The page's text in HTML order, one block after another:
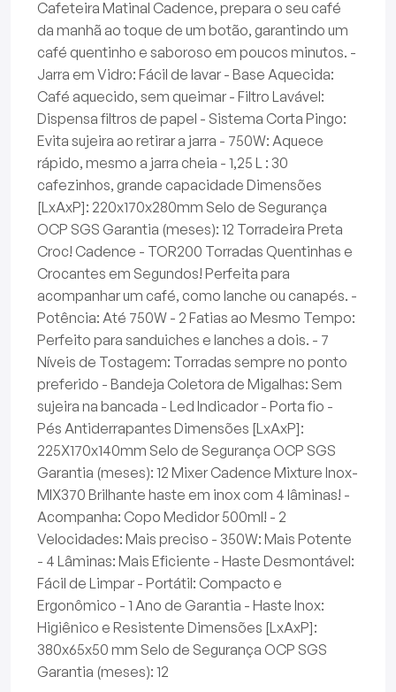
Cafeteira Matinal Cadence, prepara o seu café
da manhã ao toque de um botão, garantindo um
café quentinho e saboroso em poucos minutos. -
Jarra em Vidro: Fácil de lavar - Base Aquecida:
Café aquecido, sem queimar - Filtro Lavável:
Dispensa filtros de papel - Sistema Corta Pingo:
Evita sujeira ao retirar a jarra - 750W: Aquece
rápido, mesmo a jarra cheia - 1,25 L : 30
cafezinhos, grande capacidade Dimensões
[LxAxP]: 220x170x280mm Selo de Segurança
OCP SGS Garantia (meses): 12 Torradeira Preta
Croc! Cadence - TOR200 Torradas Quentinhas e
Crocantes em Segundos! Perfeita para
acompanhar um café, como lanche ou canapés. -
Potência: Até 750W - 2 Fatias ao Mesmo Tempo:
Perfeito para sanduiches e lanches a dois. - 7
Níveis de Tostagem: Torradas sempre no ponto
preferido - Bandeja Coletora de Migalhas: Sem
sujeira na bancada - Led Indicador - Porta fio -
Pés Antiderrapantes Dimensões [LxAxP]:
225X170x140mm Selo de Segurança OCP SGS
Garantia (meses): 12 Mixer Cadence Mixture Inox-
MIX370 Brilhante haste em inox com 4 lâminas! -
Acompanha: Copo Medidor 500ml! - 2
Velocidades: Mais preciso - 350W: Mais Potente
- 4 Lâminas: Mais Eficiente - Haste Desmontável:
Fácil de Limpar - Portátil: Compacto e
Ergonômico - 1 Ano de Garantia - Haste Inox:
Higiênico e Resistente Dimensões [LxAxP]:
380x65x50 mm Selo de Segurança OCP SGS
Garantia (meses): 12